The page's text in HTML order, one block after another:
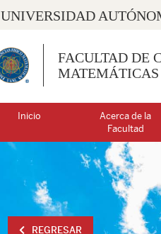
UNIVERSIDAD
FACULTAD DE
MATEMÁTICAS
Inicio
Acerca de la
Facultad
REGRESAR